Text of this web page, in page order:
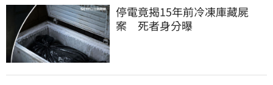
停電竟揭15年前冷凍庫藏屍
案　死者身分曝